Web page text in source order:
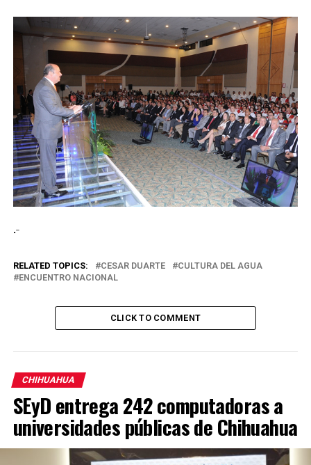
.-
RELATED TOPICS: CESAR DUARTE
CULTURA DEL AGUA
ENCUENTRO NACIONAL
CLICK TO COMMENT
CHIHUAHUA
SEyD entrega 242 computadoras a
universidades públicas de Chihuahua